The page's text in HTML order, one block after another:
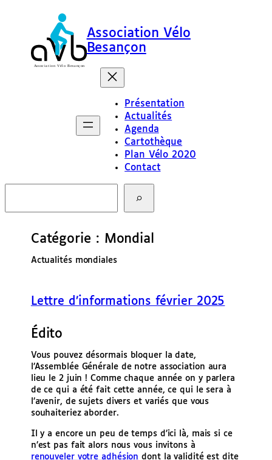
Association Vélo
Besançon
Présentation
Actualités
Agenda
Cartothèque
Plan Vélo 2020
Contact
c
Catégorie : Mondial
Actualités mondiales
Lettre d’informations février 2025
Édito
Vous pouvez désormais bloquer la date,
l’Assemblée Générale de notre association aura
lieu le 2 juin ! Comme chaque année on y parlera
de ce qui a été fait cette année, ce qui le sera à
l’avenir, de sujets divers et variés que vous
souhaiteriez aborder.
Il y a encore un peu de temps d’ici là, mais si ce
n’est pas fait alors nous vous invitons à
renouveler votre adhésion dont la validité est dite